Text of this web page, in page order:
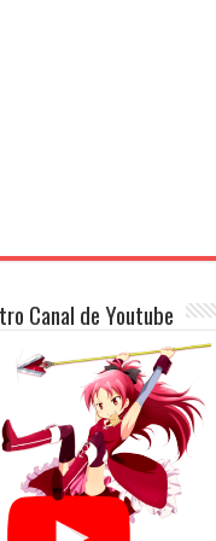
Canal de Youtube